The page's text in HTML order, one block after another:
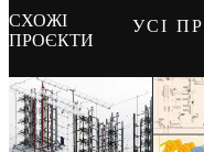
СХОЖІ
ПРОЄКТИ
УСІ